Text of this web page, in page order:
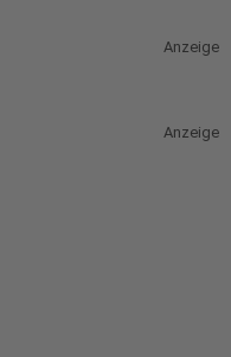
Anzeige
Anzeige